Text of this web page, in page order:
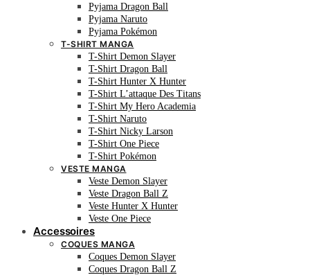
Pyjama Dragon Ball
Pyjama Naruto
Pyjama Pokémon
T-SHIRT MANGA
T-Shirt Demon Slayer
T-Shirt Dragon Ball
T-Shirt Hunter X Hunter
T-Shirt L’attaque Des Titans
T-Shirt My Hero Academia
T-Shirt Naruto
T-Shirt Nicky Larson
T-Shirt One Piece
T-Shirt Pokémon
VESTE MANGA
Veste Demon Slayer
Veste Dragon Ball Z
Veste Hunter X Hunter
Veste One Piece
Accessoires
COQUES MANGA
Coques Demon Slayer
Coques Dragon Ball Z